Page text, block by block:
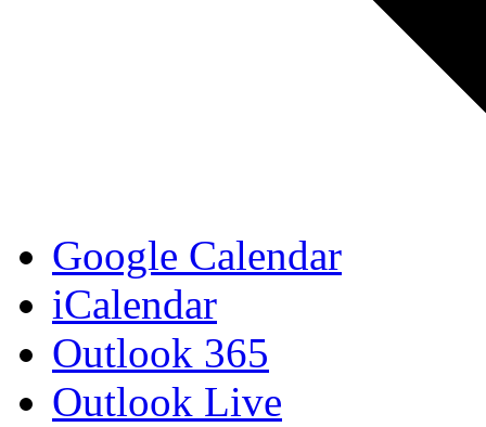
Google Calendar
iCalendar
Outlook 365
Outlook Live